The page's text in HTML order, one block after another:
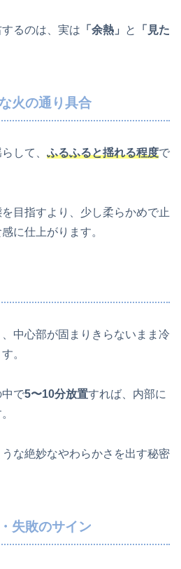
るのは、実は 「余熱」 と
「見た
火の通り具合
して、 ふるふると揺れる程度で
を目指すより、少し柔らかめで止
に仕上がります。
中心部が固まりきらないまま冷
。
で5〜10分放置すれば、内部に
な絶妙なやわらかさを出す秘密
失敗のサイン